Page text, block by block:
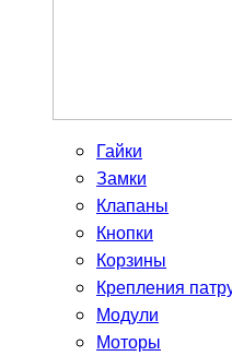
Гайки
Замки
Клапаны
Кнопки
Корзины
Крепления
Модули
Моторы